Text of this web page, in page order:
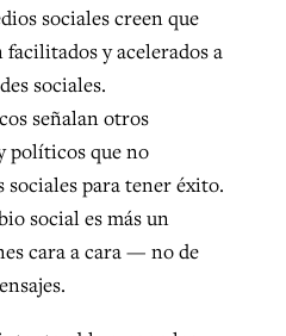
sociales creen que
y acelerados a
sociales.
señalan otros
políticos que no
para tener éxito.
social es más un
cara a cara — no de